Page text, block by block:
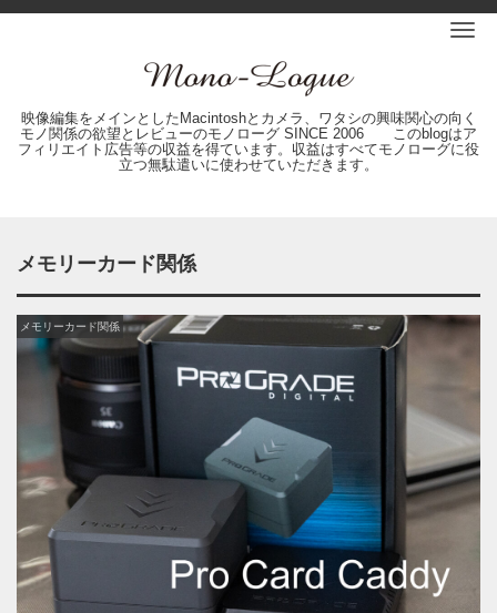
映像編集をメインとしたMacintoshとカメラ、ワタシの興味関心の向く
モノ関係の欲望とレビューのモノローグ SINCE 2006 このblogはア
フィリエイト広告等の収益を得ています。収益はすべてモノローグに役
立つ無駄遣いに使わせていただきます。
メモリーカード関係
メモリーカード関係